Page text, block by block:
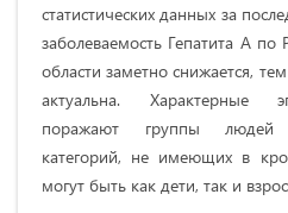
статистических данных за
заболеваемость Гепатита А по
области заметно снижается,
актуальна. Характерные
поражают группы людей
категорий, не имеющих в
могут быть как дети, так и